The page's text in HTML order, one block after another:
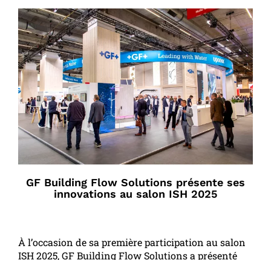
GF Building Flow Solutions présente ses
innovations au salon ISH 2025
À l’occasion de sa première participation au salon
ISH 2025, GF Building Flow Solutions a présenté